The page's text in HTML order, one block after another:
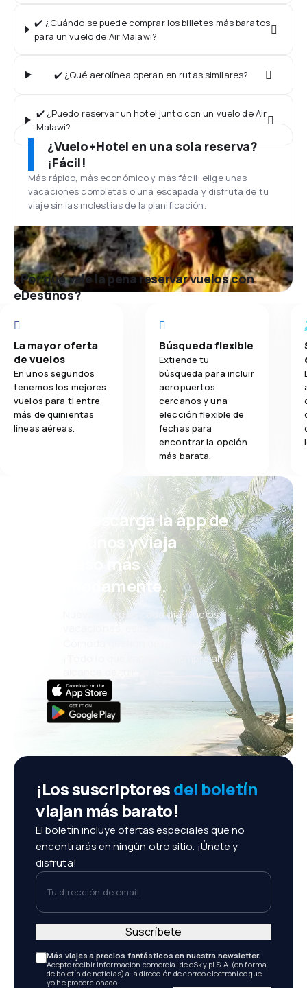
✔️ ¿Cuándo se puede comprar los billetes más baratos
para un vuelo de Air Malawi?
✔️ ¿Qué aerolínea operan en rutas similares?
✔️ ¿Puedo reservar un hotel junto con un vuelo de Air
Malawi?
¿Vuelo+Hotel en una sola reserva?
¡Fácil!
Más rápido, más económico y más fácil: elige unas
vacaciones completas o una escapada y disfruta de tu
viaje sin las molestias de la planificación.
¿Por qué vale la pena reservar vuelos con
eDestinos?
La mayor oferta
de vuelos
En unos segundos
tenemos los mejores
vuelos para ti entre
más de quinientas
líneas aéreas.
Búsqueda flexible
Extiende tu
búsqueda para incluir
aeropuertos
cercanos y una
elección flexible de
fechas para
encontrar la opción
más barata.
¡Eh! Descarga la app de
eDestinos y viaja
incluso más
cómodamente.
Nuevas ofertas cada día: vuelos,
vacaciones, escapadas
Cómoda gestión de reservas
¡Todo lo que importa, siempre al
¡Los suscriptoresdel boletín
viajan más barato!
El boletín incluye ofertas especiales que no
encontrarás en ningún otro sitio. ¡Únete y
disfruta!
Tu dirección de email
Más viajes a precios fantásticos en nuestra newsletter.
Acepto recibir información comercial de eSky.pl S.A. (en forma
de boletín de noticias) a la dirección de correo electrónico que
yo he proporcionado.
Suscríbete